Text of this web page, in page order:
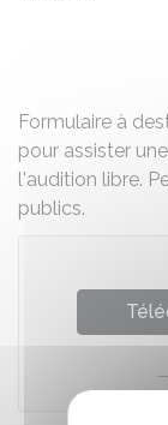
Formulaire à
pour assister
l'audition libre.
publics.